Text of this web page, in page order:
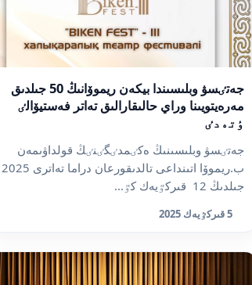
جەتٸسۋ وبلىسىندا بيكەن ريموۆانىڭ 50 جىلدىق
مەرەيتويىنا وراي حالىقارالىق تەاتر فەستيۆالٸ
ٶتەدٸ
جەتٸسۋ وبلىسىنىڭ ەكٸمدٸگٸنٸڭ قولداۋىمەن
ب.ريموۆا اتىنداعى تالدىقورعان دراما تەاترى 2025
جىلدىڭ 12 قىركٷيەك كٷ...
5 قىركٷيەك 2025